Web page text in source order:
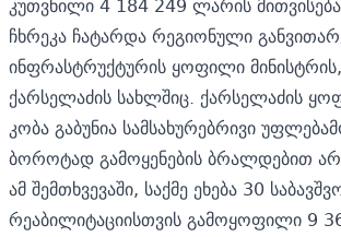
ჩხრეკა ჩატარდა რეგიონული
ინფრასტრუქტურის ყოფილი მინისტრის,
ქარსელაძის სახლშიც. ქარსელაძის
კობა გაბუნია სამსახურებრივი
ბოროტად გამოყენების ბრალდებით
ამ შემთხვევაში, საქმე ეხება 30
რეაბილიტაციისთვის გამოყოფილი 9